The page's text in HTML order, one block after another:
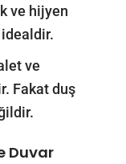
ve hijyen
ve
Fakat duş
Duvar